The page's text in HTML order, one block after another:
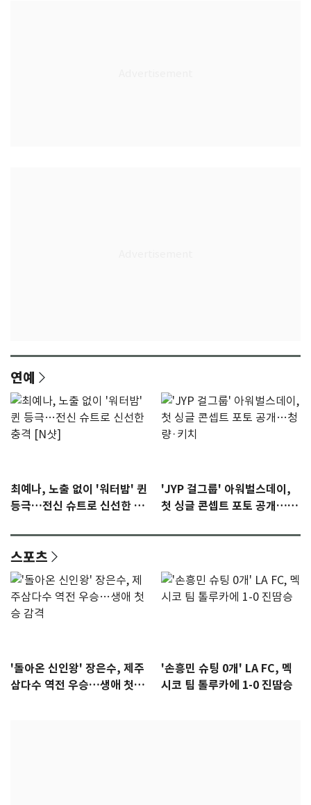
연예
최예나, 노출 없이 '워터밤' 퀸
등극…전신 슈트로 신선한 충
'JYP 걸그룹' 아워벌스데이,
첫 싱글 콘셉트 포토 공개…청
스포츠
'돌아온 신인왕' 장은수, 제주
삼다수 역전 우승…생애 첫승
'손흥민 슈팅 0개' LA FC, 멕
시코 팀 톨루카에 1-0 진땀승